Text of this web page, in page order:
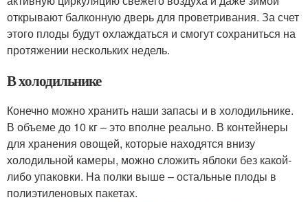
открывают балконную дверь для проветривания. За счет
этого плоды будут охлаждаться и смогут сохраниться на
протяжении нескольких недель.
В холодильнике
Конечно можно хранить наши запасы и в холодильнике.
В объеме до 10 кг – это вполне реально. В контейнеры
для хранения овощей, которые находятся внизу
холодильной камеры, можно сложить яблоки без какой-
либо упаковки. На полки выше – остальные плоды в
полиэтиленовых пакетах.